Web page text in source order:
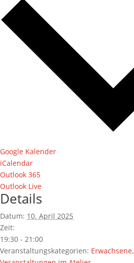
Google Kalender
iCalendar
Outlook 365
Outlook Live
Details
Datum: 10. April 2025
Zeit:
19:30 - 21:00
Veranstaltungskategorien: Erwachsene,